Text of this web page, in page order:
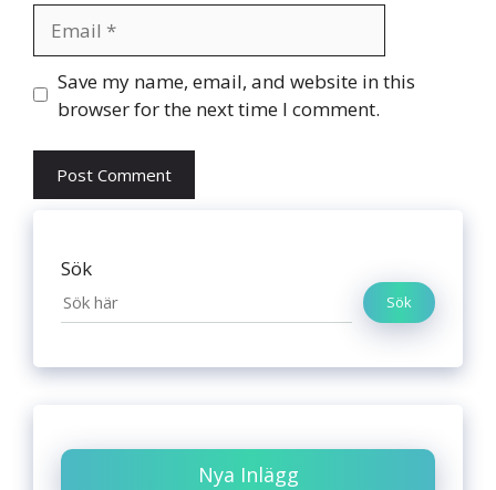
Website
Save my name, email, and website in this
browser for the next time I comment.
Sök
Sök
Nya Inlägg